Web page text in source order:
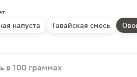
капуста Гавайская смесь
в 100 граммах